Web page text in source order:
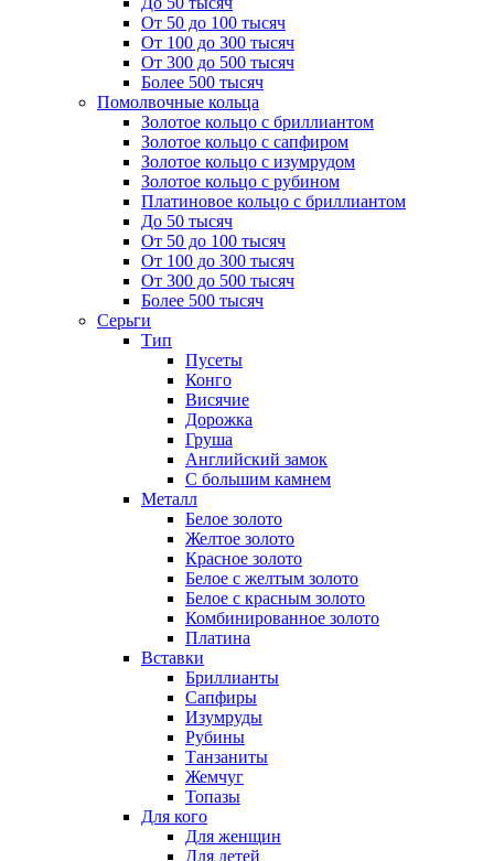
От 50 до 100 тысяч
От 100 до 300 тысяч
От 300 до 500 тысяч
Более 500 тысяч
Помолвочные кольца
Золотое кольцо с бриллиантом
Золотое кольцо с сапфиром
Золотое кольцо с изумрудом
Золотое кольцо с рубином
Платиновое кольцо с бриллиантом
До 50 тысяч
От 50 до 100 тысяч
От 100 до 300 тысяч
От 300 до 500 тысяч
Более 500 тысяч
Серьги
Тип
Пусеты
Конго
Висячие
Дорожка
Груша
Английский замок
С большим камнем
Металл
Белое золото
Желтое золото
Красное золото
Белое с желтым золото
Белое с красным золото
Комбинированное золото
Платина
Вставки
Бриллианты
Сапфиры
Изумруды
Рубины
Танзаниты
Жемчуг
Топазы
Для кого
Для женщин
Для детей